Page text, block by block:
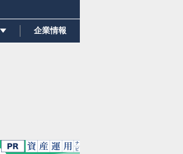
企業情報